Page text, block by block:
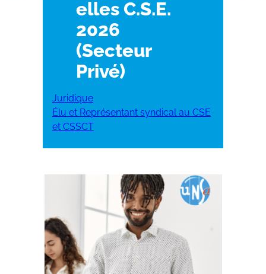
elles C.S.E.
2026
(Secteur
Privé)
Juridique
Élu et Représentant syndical au CSE
et CSSCT